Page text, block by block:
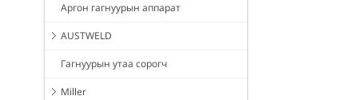
Аргон гагнуурын аппарат
AUSTWELD
Гагнуурын утаа сорогч
Miller